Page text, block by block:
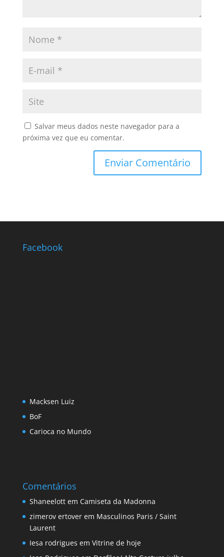
Salvar meus dados neste navegador para a
próxima vez que eu comentar.
Facebook
Macksen Luiz
BoF
Carioca no Mundo
Comentários
Shaneelottem Camiseta da Madonna
zimerov ertoverem Masculinos Paris / Saint
Laurent
Iesa rodrigues em Vitrine de hoje